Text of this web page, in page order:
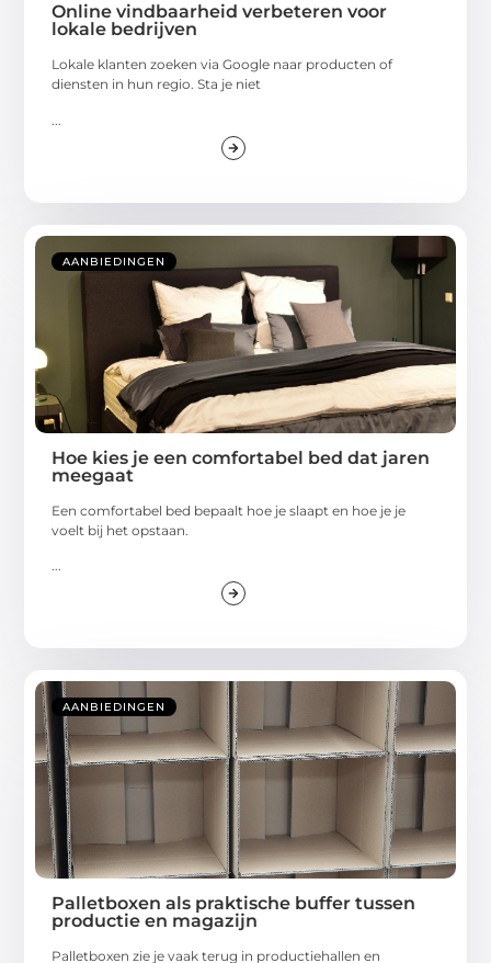
Online vindbaarheid verbeteren voor
lokale bedrijven
Lokale klanten zoeken via Google naar producten of
diensten in hun regio. Sta je niet
AANBIEDINGEN
Hoe kies je een comfortabel bed dat jaren
meegaat
Een comfortabel bed bepaalt hoe je slaapt en hoe je je
voelt bij het opstaan.
...
AANBIEDINGEN
Palletboxen als praktische buffer tussen
productie en magazijn
Palletboxen zie je vaak terug in productiehallen en